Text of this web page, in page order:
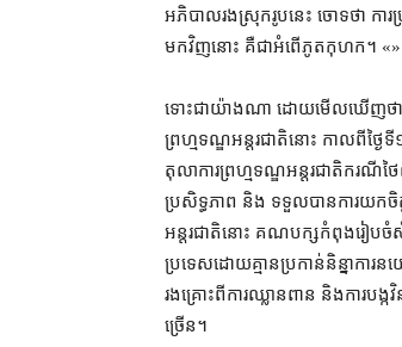
អភិបាលរង​ស្រុក​រូប​នេះ ចោទ​ថា ការ​
មកវិញ​នោះ គឺជា​អំពើ​ភូត​កុហក។ «»
ទោះជា​យ៉ាងណា ដោយ​មើល​ឃើញ​ថា រ
ព្រហ្មទណ្ឌ​អន្តរជាតិ​នោះ កាលពី​ថ្ង
តុលាការ​ព្រហ្មទណ្ឌ​អន្តរជាតិ​ករណី​
ប្រសិទ្ធភាព និង ទទួល​បាន​ការ​យក
អន្តរជាតិ​នោះ គណបក្ស​កំពុង​រៀបចំ​សំ
ប្រទេស​ដោយ​គ្មាន​ប្រកាន់​និន្នាការ​ន
រងគ្រោះ​ពី​ការឈ្លានពាន និង​ការ​ប
ច្រើន។